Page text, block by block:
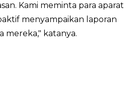
Kami meminta para aparat
menyampaikan laporan
mereka," katanya.